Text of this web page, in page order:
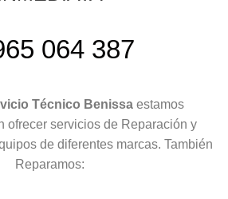
064 387
Técnico Benissa estamos
ofrecer servicios de Reparación y
de diferentes marcas. También
Reparamos: